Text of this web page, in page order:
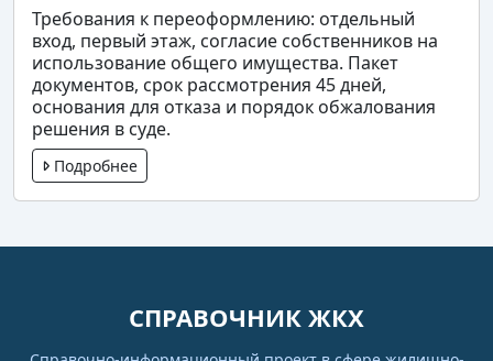
Требования к переоформлению: отдельный
вход, первый этаж, согласие собственников на
использование общего имущества. Пакет
документов, срок рассмотрения 45 дней,
основания для отказа и порядок обжалования
решения в суде.
Подробнее
СПРАВОЧНИК ЖКХ